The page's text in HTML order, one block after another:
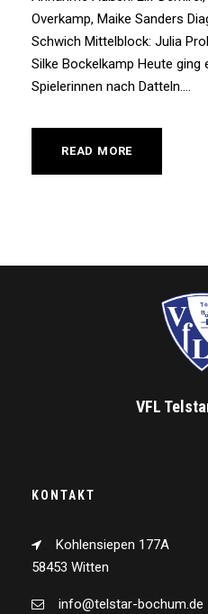
Overkamp, Maike Sanders
Schwich Mittelblock: Julia
Silke Bockelkamp Heute
Spielerinnen nach Datteln....
READ MORE
VFL
KONTAKT
Kohlensiepen 177A
58453 Witten
info@telstar-bochum.de